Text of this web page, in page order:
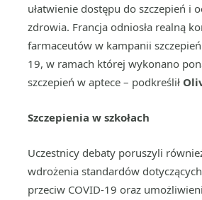
ułatwienie dostępu do szczepień i
zdrowia. Francja odniosła realną
farmaceutów w kampanii
19, w ramach której wykonano
szczepień w aptece – podkreślił
Szczepienia w szkołach
Uczestnicy debaty poruszyli
wdrożenia standardów
przeciw COVID-19 oraz